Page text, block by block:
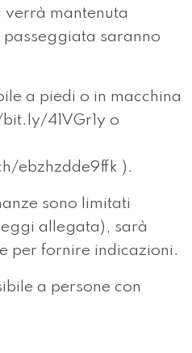
mantenuta
passeggiata saranno
a piedi o in macchina
41VGr1y o
ebzhzdde9ffk ).
sono limitati
allegata), sarà
per fornire indicazioni.
a persone con